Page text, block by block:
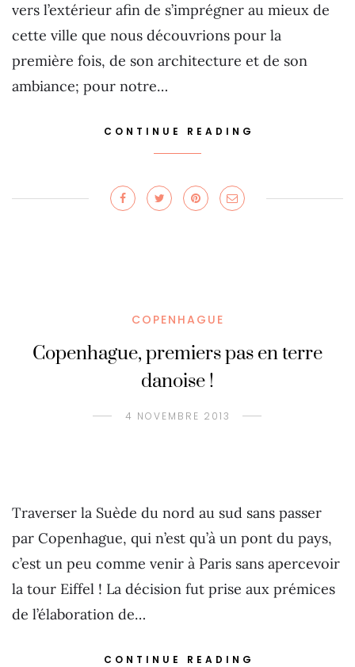
vers l’extérieur afin de s’imprégner au mieux de
cette ville que nous découvrions pour la
première fois, de son architecture et de son
ambiance; pour notre…
CONTINUE READING
COPENHAGUE
Copenhague, premiers pas en terre
danoise !
4 NOVEMBRE 2013
Traverser la Suède du nord au sud sans passer
par Copenhague, qui n’est qu’à un pont du pays,
c’est un peu comme venir à Paris sans apercevoir
la tour Eiffel ! La décision fut prise aux prémices
de l’élaboration de…
CONTINUE READING